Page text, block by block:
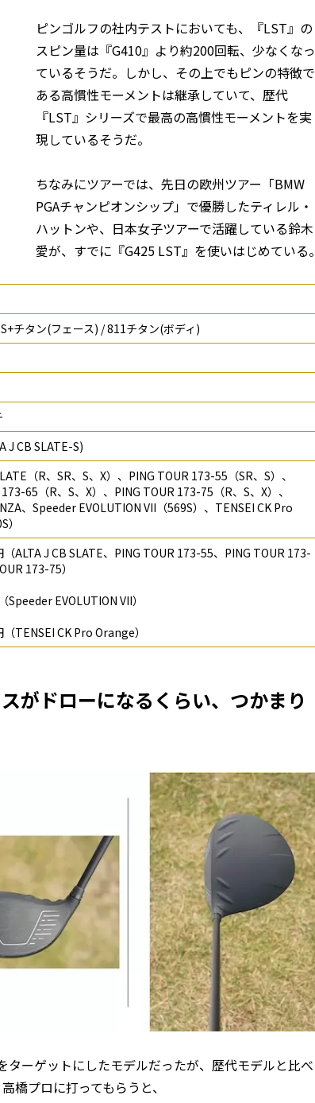
ピンゴルフの社内テストにおいても、『LST』の
スピン量は『G410』より約200回転、少なくなっ
ているそうだ。しかし、その上でもピンの特徴で
ある高慣性モーメントは継承していて、歴代
『LST』シリーズで最高の高慣性モーメントを実
現しているそうだ。
ちなみにツアーでは、先日の欧州ツアー「BMW
PGAチャンピオンシップ」で優勝したティレル・
ハットンや、日本女子ツアーで活躍している鈴木
愛が、すでに『G425 LST』を使いはじめている。
チタン(フェース) / 811チタン(ボディ)
J CB SLATE-S)
（R、SR、S、X）、PING TOUR 173-55（SR、S）、
65（R、S、X）、PING TOUR 173-75（R、S、X）、
、Speeder EVOLUTION VII（569S）、TENSEI CK Pro
ALTA J CB SLATE、PING TOUR 173-55、PING TOUR 173-
173-75）
EVOLUTION VII）
TENSEI CK Pro Orange）
がドローになるくらい、つかまり
ーゲットにしたモデルだったが、歴代モデルと比べ
橋プロに打ってもらうと、